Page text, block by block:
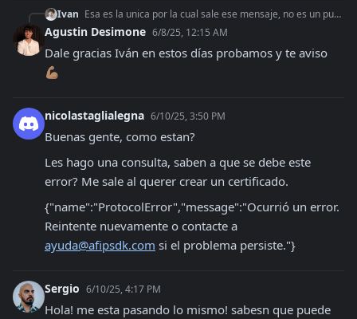
Ivan Esa es la unica por la cual sale ese mensaje, no es un punto de venta que sea de tipo web service
Agustin Desimone 6/8/25, 12:15 AM
Dale gracias Iván en estos días probamos y te aviso
💪🏽
nicolastaglialegna 6/10/25, 3:50 PM
Buenas gente, como estan?
Les hago una consulta, saben a que se debe este
error? Me sale al querer crear un certificado.
{"name":"ProtocolError","message":"Ocurrió un error.
ayuda@afipsdk.com si el problema persiste."}
Sergio 6/10/25, 4:17 PM
Hola! me esta pasando lo mismo! sabesn que puede